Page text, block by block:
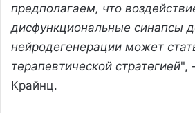
предполагаем, что
дисфункциональные синапсы
нейродегенерации может
терапевтической стратегией",
Крайнц.